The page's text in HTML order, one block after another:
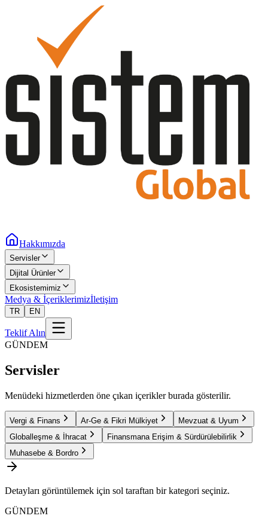
Hakkımızda
Servisler
Dijital Ürünler
Ekosistemimiz
Medya & İçeriklerimizİletişim
TR EN
Teklif Alın
GÜNDEM
Servisler
Menüdeki hizmetlerden öne çıkan içerikler burada gösterilir.
Vergi & Finans Ar-Ge & Fikri Mülkiyet
Mevzuat & Uyum
Globalleşme & İhracat
Finansmana Erişim & Sürdürülebilirlik
Muhasebe & Bordro
Detayları görüntülemek için sol taraftan bir kategori seçiniz.
GÜNDEM